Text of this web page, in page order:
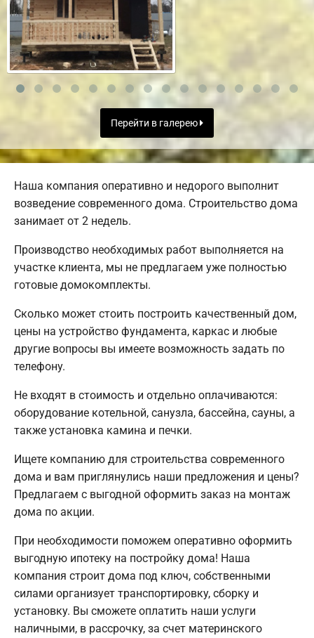
Перейти в галерею
Наша компания оперативно и недорого выполнит
возведение современного дома. Строительство дома
занимает от 2 недель.
Производство необходимых работ выполняется на
участке клиента, мы не предлагаем уже полностью
готовые домокомплекты.
Сколько может стоить построить качественный дом,
цены на устройство фундамента, каркас и любые
другие вопросы вы имеете возможность задать по
телефону.
Не входят в стоимость и отдельно оплачиваются:
оборудование котельной, санузла, бассейна, сауны, а
также установка камина и печки.
Ищете компанию для строительства современного
дома и вам приглянулись наши предложения и цены?
Предлагаем с выгодной оформить заказ на монтаж
дома по акции.
При необходимости поможем оперативно оформить
выгодную ипотеку на постройку дома! Наша
компания строит дома под ключ, собственными
силами организует транспортировку, сборку и
установку. Вы сможете оплатить наши услуги
наличными, в рассрочку, за счет материнского